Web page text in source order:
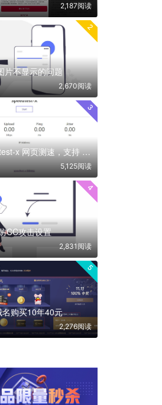
2,187阅读
2
片不显示的问题
2,670阅读
3
开源 speedtest-x 网页测速，支持 docker 部署
5,125阅读
4
CC攻击设置
2,831阅读
5
购买10年40元
2,276阅读